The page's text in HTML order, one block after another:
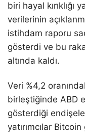
biri hayal kırıklığı
verilerinin
istihdam raporu
gösterdi ve bu
altında kaldı.
Veri %4,2
birleştiğinde ABD
gösterdiği
yatırımcılar